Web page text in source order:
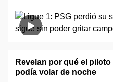
Revelan por qué el
podía volar de noche